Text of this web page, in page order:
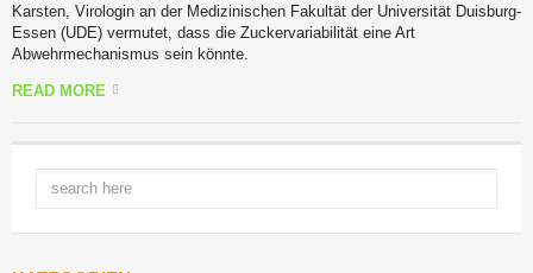
Karsten, Virologin an der Medizinischen Fakultät der Universität Duisburg-
Essen (UDE) vermutet, dass die Zuckervariabilität eine Art
Abwehrmechanismus sein könnte.
READ MORE